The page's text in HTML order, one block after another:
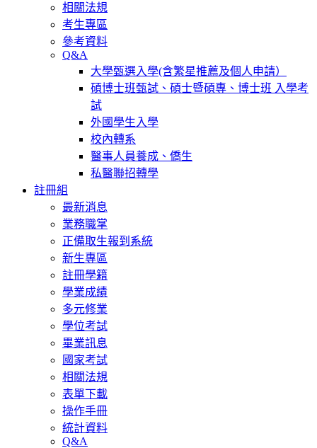
相關法規
考生專區
參考資料
Q&A
大學甄選入學(含繁星推薦及個人申請）
碩博士班甄試、碩士暨碩專、博士班 入學考
試
外國學生入學
校內轉系
醫事人員養成、僑生
私醫聯招轉學
註冊組
最新消息
業務職掌
正備取生報到系統
新生專區
註冊學籍
學業成績
多元修業
學位考試
畢業訊息
國家考試
相關法規
表單下載
操作手冊
統計資料
Q&A